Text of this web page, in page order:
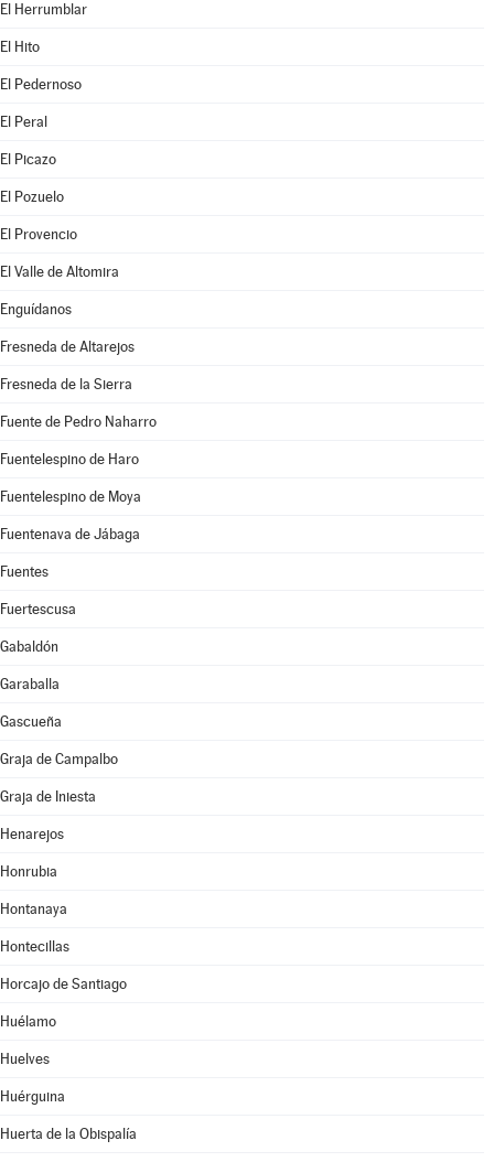
El Herrumblar
El Hito
El Pedernoso
El Peral
El Picazo
El Pozuelo
El Provencio
El Valle de Altomira
Enguídanos
Fresneda de Altarejos
Fresneda de la Sierra
Fuente de Pedro Naharro
Fuentelespino de Haro
Fuentelespino de Moya
Fuentenava de Jábaga
Fuentes
Fuertescusa
Gabaldón
Garaballa
Gascueña
Graja de Campalbo
Graja de Iniesta
Henarejos
Honrubia
Hontanaya
Hontecillas
Horcajo de Santiago
Huélamo
Huelves
Huérguina
Huerta de la Obispalía